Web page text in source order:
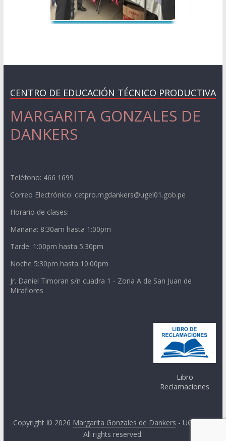
CENTRO DE EDUCACIÓN TÉCNICO PRODUCTIVA
MARGARITA GONZALES DE
DANKERS
Teléfono: 466 1699
Correo Electrónico: cetpro.mgdankers@ugel01.gob.pe
Horario de clases:
Mañana: 8:30am hasta 1:00pm
Tarde: 1:00pm hasta 5:30pm
Noche 5:30pm hasta 10:00pm
Jr. Daniel Timoran s/n cuadra 1 - Zona A de San Juan de
Miraflores
Libro
Reclamaciones
Copyright © 2026 Margarita Gonzales de Dankers - UGEL 01.
All rights reserved.